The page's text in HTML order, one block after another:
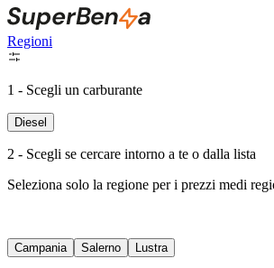
Regioni
1 - Scegli un carburante
Diesel
2 - Scegli se cercare intorno a te o dalla lista
Seleziona solo la regione per i prezzi medi
Campania Salerno Lustra